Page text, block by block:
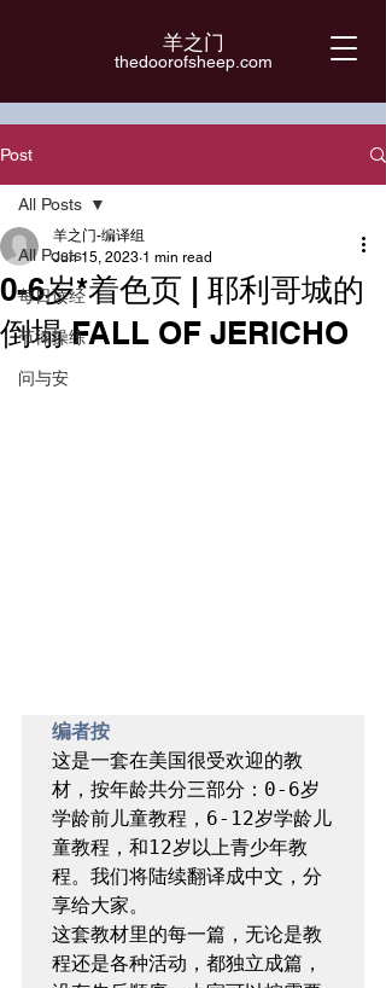
羊之门
​thedoorofsheep.com
Post
All Posts
每日读经
节律操练
问与安
All Posts
0-6岁*着色页 | 耶利哥城的
倒塌 FALL OF JERICHO
羊之门-编译组
Jun 15, 2023 1 min read
编者按
这是一套在美国很受欢迎的教
材，按年龄共分三部分：0-6岁
学龄前儿童教程，6-12岁学龄儿
童教程，和12岁以上青少年教
程。我们将陆续翻译成中文，分
享给大家。
这套教材里的每一篇，无论是教
程还是各种活动，都独立成篇，